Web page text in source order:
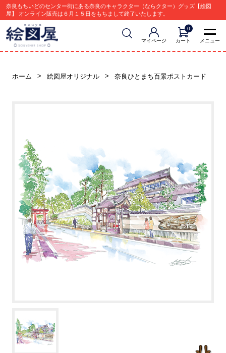
奈良もちいどのセンター街にある奈良のキャラクター（ならクター）グッズ【絵図
屋】 オンライン販売は６月１５日をもちまして終了いたします。
マイページ カート
0
メニュー
ホーム 絵図屋オリジナル 奈良ひとまち百景ポストカード